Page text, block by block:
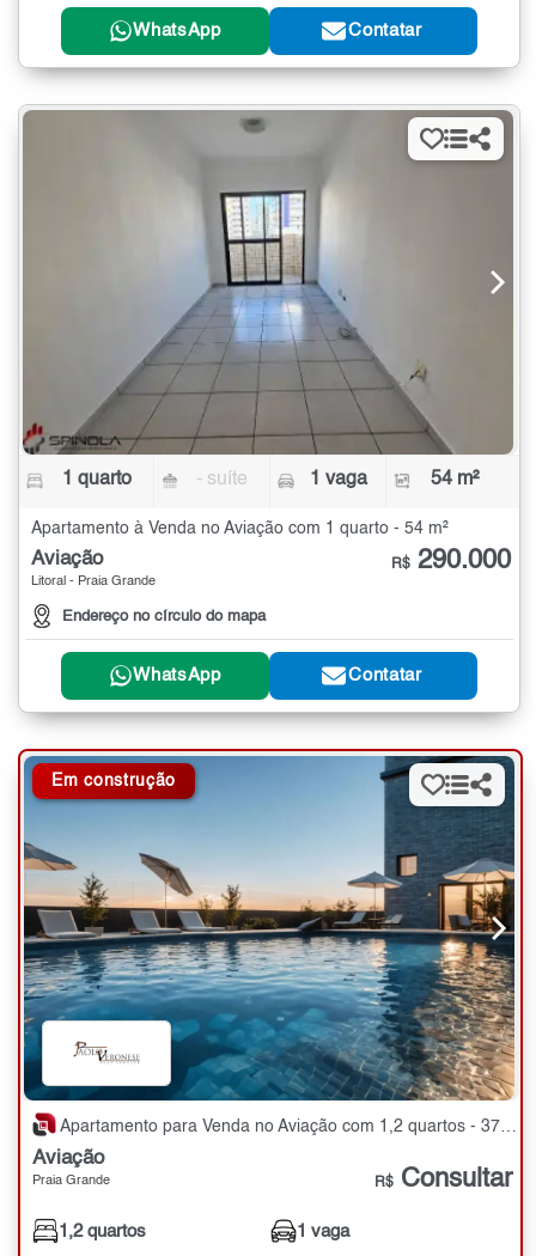
WhatsApp Contatar
1 quarto - suíte 1 vaga 54 m²
Apartamento à Venda no Aviação com 1 quarto - 54 m²
Aviação
Litoral - Praia Grande
Endereço no círculo do mapa
R$ 290.000
WhatsApp Contatar
Em construção
Apartamento para Venda no Aviação com 1,2 quartos - 37 a 58 m²
Aviação
Praia Grande R$ Consultar
1,2 quartos 1 vaga